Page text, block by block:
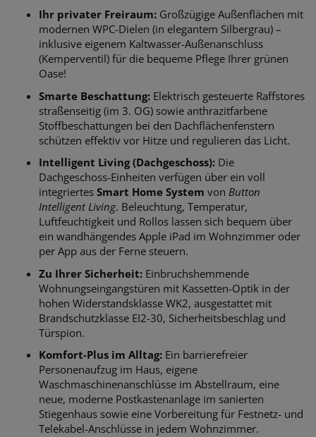
Ihr privater Freiraum: Großzügige Außenflächen mit
modernen WPC-Dielen (in elegantem Silbergrau) –
inklusive eigenem Kaltwasser-Außenanschluss
(Kemperventil) für die bequeme Pflege Ihrer grünen
Oase!
Smarte Beschattung: Elektrisch gesteuerte Raffstores
straßenseitig (im 3. OG) sowie anthrazitfarbene
Stoffbeschattungen bei den Dachflächenfenstern
schützen effektiv vor Hitze und regulieren das Licht.
Intelligent Living (Dachgeschoss): Die
Dachgeschoss-Einheiten verfügen über ein voll
integriertes Smart Home System von Button
Intelligent Living. Beleuchtung, Temperatur,
Luftfeuchtigkeit und Rollos lassen sich bequem über
ein wandhängendes Apple iPad im Wohnzimmer oder
per App aus der Ferne steuern.
Zu Ihrer Sicherheit: Einbruchshemmende
Wohnungseingangstüren mit Kassetten-Optik in der
hohen Widerstandsklasse WK2, ausgestattet mit
Brandschutzklasse EI2-30, Sicherheitsbeschlag und
Türspion.
Komfort-Plus im Alltag: Ein barrierefreier
Personenaufzug im Haus, eigene
Waschmaschinenanschlüsse im Abstellraum, eine
neue, moderne Postkastenanlage im sanierten
Stiegenhaus sowie eine Vorbereitung für Festnetz- und
Telekabel-Anschlüsse in jedem Wohnzimmer.